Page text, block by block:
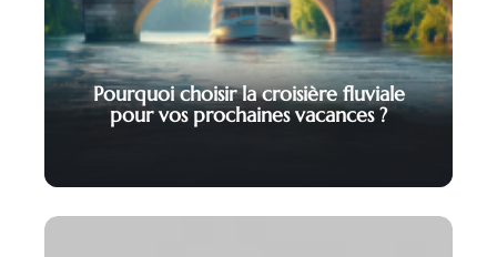
Pourquoi choisir la croisière fluviale
pour vos prochaines vacances ?